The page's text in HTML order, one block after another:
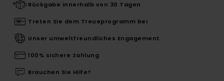
Rückgabe innerhalb von 30 Tagen
Treten Sie dem Treueprogramm bei
Unser umweltfreundliches Engagement
100% sichere Zahlung
Brauchen Sie Hilfe?